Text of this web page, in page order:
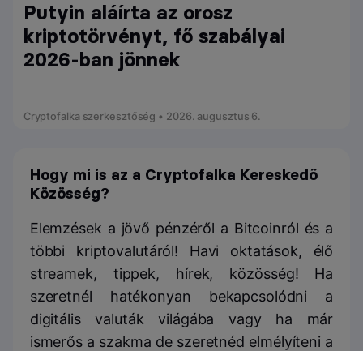
Putyin aláírta az orosz
kriptotörvényt, fő szabályai
2026-ban jönnek
Cryptofalka szerkesztőség • 2026. augusztus 6.
Hogy mi is az a Cryptofalka Kereskedő
Közösség?
Elemzések a jövő pénzéről a Bitcoinról és a
többi kriptovalutáról! Havi oktatások, élő
streamek, tippek, hírek, közösség! Ha
szeretnél hatékonyan bekapcsolódni a
digitális valuták világába vagy ha már
ismerős a szakma de szeretnéd elmélyíteni a